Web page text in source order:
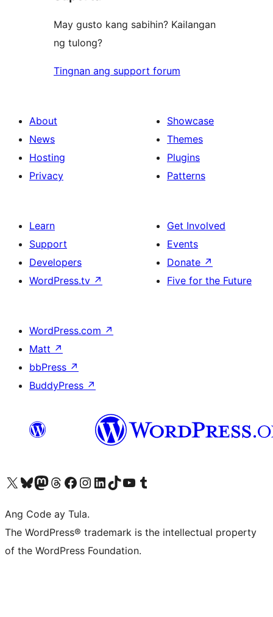
May gusto kang sabihin? Kailangan
ng tulong?
Tingnan ang support forum
About
News
Hosting
Privacy
Showcase
Themes
Plugins
Patterns
Learn
Support
Developers
WordPress.tv ↗
Get Involved
Events
Donate ↗
Five for the Future
WordPress.com ↗
Matt ↗
bbPress ↗
BuddyPress ↗
Visit our X (formerly Twitter) account
Bisitahin ang aming Bluesky account
Visit our Mastodon account
Bisitahin ang aming Threads account
Visit our Facebook page
Visit our Instagram account
Visit our LinkedIn account
Bisitahin ang aming TikTok account
Visit our YouTube channel
Bisitahin ang aming Tumblr account
Ang Code ay Tula.
The WordPress® trademark is the intellectual property
of the WordPress Foundation.